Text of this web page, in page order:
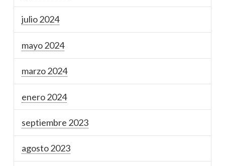
julio 2024
mayo 2024
marzo 2024
enero 2024
septiembre 2023
agosto 2023